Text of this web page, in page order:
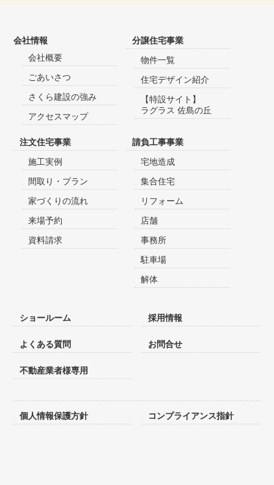
会社情報
会社概要
ごあいさつ
さくら建設の強み
アクセスマップ
分譲住宅事業
物件一覧
住宅デザイン紹介
【特設サイト】
ラグラス 佐島の丘
注文住宅事業
施工実例
間取り・プラン
家づくりの流れ
来場予約
資料請求
請負工事事業
宅地造成
集合住宅
リフォーム
店舗
事務所
駐車場
解体
ショールーム 採用情報
よくある質問 お問合せ
不動産業者様専用
個人情報保護方針 コンプライアンス指針